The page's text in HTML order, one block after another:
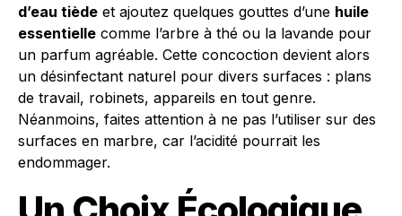
d’eau tiède et ajoutez quelques gouttes d’une huile
essentielle comme l’arbre à thé ou la lavande pour
un parfum agréable. Cette concoction devient alors
un désinfectant naturel pour divers surfaces : plans
de travail, robinets, appareils en tout genre.
Néanmoins, faites attention à ne pas l’utiliser sur des
surfaces en marbre, car l’acidité pourrait les
endommager.